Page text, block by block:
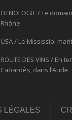
OENOLOGIE / Le
Rhône
USA / Le Mississipi
ROUTE DES VINS / En
Cabardès, dans l’Aude
LÉGALES